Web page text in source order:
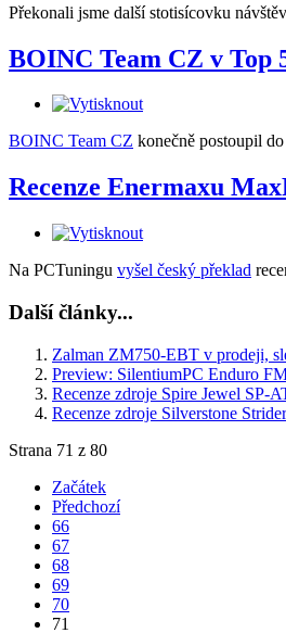
Překonali jsme další stotisícovku
BOINC Team CZ v Top
BOINC Team CZ konečně postoupil
Recenze Enermaxu
Na PCTuningu vyšel český překlad
Další články...
Zalman ZM750-EBT v prodeji,
Preview: SilentiumPC Enduro
Recenze zdroje Spire Jewel SP-
Recenze zdroje Silverstone
Strana 71 z 80
Začátek
Předchozí
66
67
68
69
70
71